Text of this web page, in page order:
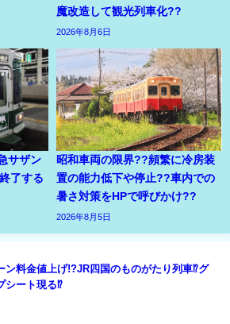
魔改造して観光列車化??
2026年8月6日
サザン
了する
昭和車両の限界??頻繁に冷房装
置の能力低下や停止??車内での
暑さ対策をHPで呼びかけ??
2026年8月5日
ン料金値上げ!?JR四国のものがたり列車⁉グ
シート現る⁉